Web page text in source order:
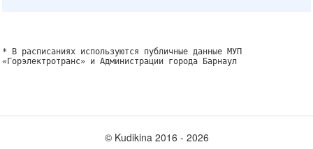
* В расписаниях используются публичные данные МУП
«Горэлектротранс» и Администрации города Барнаул
© Kudikina 2016 ‐ 2026